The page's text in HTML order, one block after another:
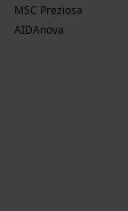
Belangrijke
Caribbean de
MSC Preziosa
AIDAnova